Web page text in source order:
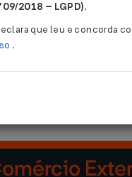
dos empregadores
2018 – LGPD).
que leu e concorda
.